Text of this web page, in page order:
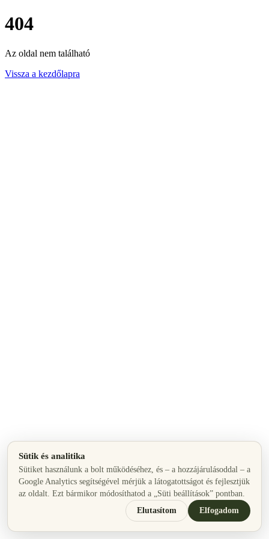
404
Az oldal nem található
Vissza a kezdőlapra
Sütik és analitika
Sütiket használunk a bolt működéséhez, és – a hozzájárulásoddal – a
Google Analytics segítségével mérjük a látogatottságot és fejlesztjük
az oldalt. Ezt bármikor módosíthatod a „Süti beállítások” pontban.
Elutasítom
Elfogadom